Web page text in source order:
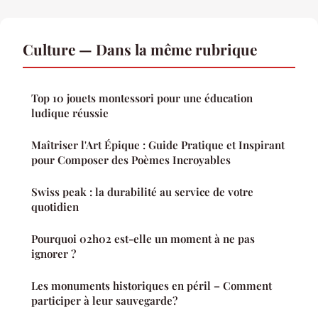
Culture — Dans la même rubrique
Top 10 jouets montessori pour une éducation
ludique réussie
Maîtriser l'Art Épique : Guide Pratique et Inspirant
pour Composer des Poèmes Incroyables
Swiss peak : la durabilité au service de votre
quotidien
Pourquoi 02h02 est-elle un moment à ne pas
ignorer ?
Les monuments historiques en péril – Comment
participer à leur sauvegarde?